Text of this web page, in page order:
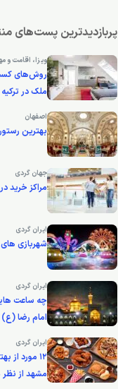
پربازدیدترین پست‌های
ویزا، اقامت و
روش‌های
ملک در ترکیه
اصفهان
بهترین
جهان گردی
مراکز خرید
ایران گردی
شهربازی
ایران گردی
چه ساعت
امام رضا
ایران گردی
12 مورد
مشهد از نظر